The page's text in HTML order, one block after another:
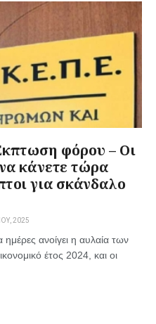
φόρου – Οι
κάνετε τώρα
για σκάνδαλο
2025
ανοίγει η αυλαία των
έτος 2024, και οι